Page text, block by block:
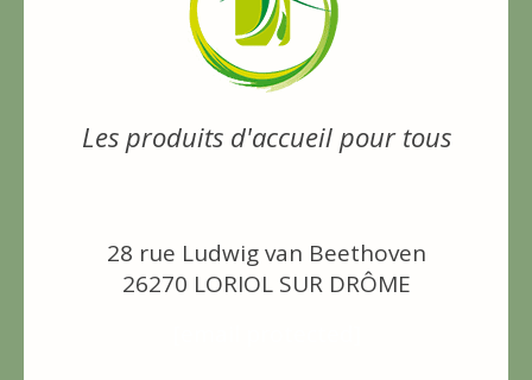
Les produits d'accueil pour tous
28 rue Ludwig van Beethoven
26270 LORIOL SUR DRÔME